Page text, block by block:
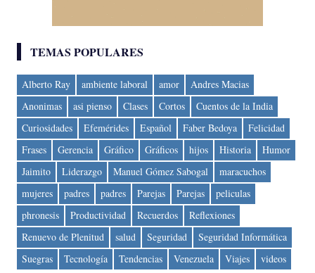
TEMAS POPULARES
Alberto Ray ambiente laboral amor
Andres Macias
Anonimas
asi pienso Clases Cortos
Cuentos de la India
Curiosidades
Efemérides Español Faber Bedoya
Felicidad
Frases
Gerencia Gráfico Gráficos hijos Historia
Humor
Jaimito
Liderazgo Manuel Gómez Sabogal
maracuchos
mujeres
padres padres Parejas Parejas
peliculas
phronesis
Productividad Recuerdos
Reflexiones
Renuevo de Plenitud
salud Seguridad
Seguridad Informática
Suegras
Tecnología Tendencias Venezuela Viajes videos